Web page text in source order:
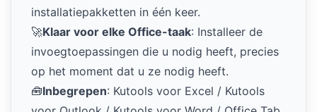
installatiepakketten in één keer.
🚀Klaar voor elke Office-taak: Installeer de
invoegtoepassingen die u nodig heeft, precies
op het moment dat u ze nodig heeft.
🧰Inbegrepen: Kutools voor Excel / Kutools